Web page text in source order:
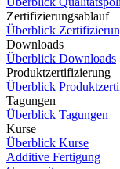
Zertifizierungsablauf
Überblick
Downloads
Überblick Downloads
Produktzertifizierung
Überblick
Tagungen
Überblick Tagungen
Kurse
Überblick Kurse
Additive Fertigung